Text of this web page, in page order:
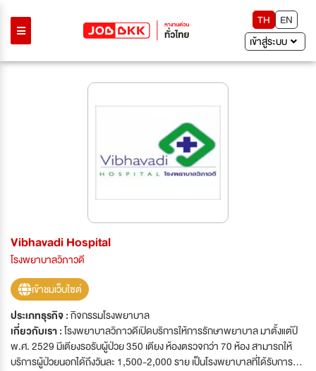
TH
EN
เข้าสู่ระบบ
Vibhavadi Hospital
โรงพยาบาลวิภาวดี
เข้าชมเว็บไซต์
ประเภทธุรกิจ :กิจกรรมโรงพยาบาล
เกี่ยวกับเรา :โรงพยาบาลวิภาวดีเปิดบริการให้การรักษาพยาบาล มาตั้งแต่ปี
พ.ศ. 2529 มีเตียงรอรับผู้ป่วย 350 เตียง ห้องตรวจกว่า 70 ห้อง สามารถให้
บริการผู้ป่วยนอกได้ถึงวันละ 1,500-2,000 ราย เป็นโรงพยาบาลที่ได้รับการ